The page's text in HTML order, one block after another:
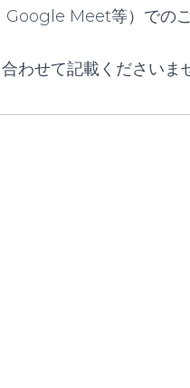
Google Meet等）での
わせて記載くださいま